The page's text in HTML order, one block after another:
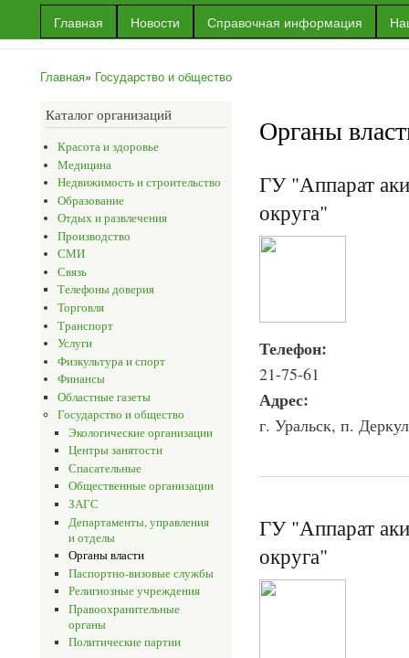
Главная Новости Справочная информация
Информационный
портал г.Уральска
Информация
и многое
Главная» Государство и общество
Каталог организаций
Красота и здоровье
Медицина
Недвижимость и строительство
Образование
Отдых и развлечения
Производство
СМИ
Связь
Телефоны доверия
Торговля
Транспорт
Услуги
Физкультура и спорт
Финансы
Областные газеты
Государство и общество
Экологические организации
Центры занятости
Спасательные
Общественные организации
ЗАГС
Департаменты, управления
и отделы
Органы власти
Паспортно-визовые службы
Религиозные учреждения
Правоохранительные
органы
Политические партии
Органы
ГУ "Аппарат
округа"
Телефон:
21-75-61
Адрес:
г. Уральск, п. Деркул
ГУ "Аппарат
округа"